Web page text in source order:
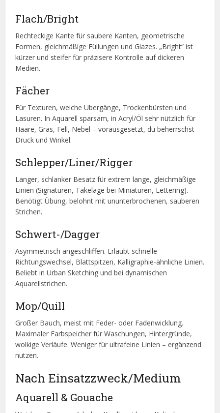
Flach/Bright
Rechteckige Kante für saubere Kanten, geometrische
Formen, gleichmäßige Füllungen und Glazes. „Bright“ ist
kürzer und steifer für präzisere Kontrolle auf dickeren
Medien.
Fächer
Für Texturen, weiche Übergänge, Trockenbürsten und
Lasuren. In Aquarell sparsam, in Acryl/Öl sehr nützlich für
Haare, Gras, Fell, Nebel – vorausgesetzt, du beherrschst
Druck und Winkel.
Schlepper/Liner/Rigger
Langer, schlanker Besatz für extrem lange, gleichmäßige
Linien (Signaturen, Takelage bei Miniaturen, Lettering).
Benötigt Übung, belohnt mit ununterbrochenen, sauberen
Strichen.
Schwert-/Dagger
Asymmetrisch angeschliffen. Erlaubt schnelle
Richtungswechsel, Blattspitzen, Kalligraphie-ähnliche Linien.
Beliebt in Urban Sketching und bei dynamischen
Aquarellstrichen.
Mop/Quill
Großer Bauch, meist mit Feder- oder Fadenwicklung.
Maximaler Farbspeicher für Waschungen, Hintergründe,
wolkige Verläufe. Weniger für ultrafeine Linien – ergänzend
nutzen.
Nach Einsatzzweck/Medium
Aquarell & Gouache